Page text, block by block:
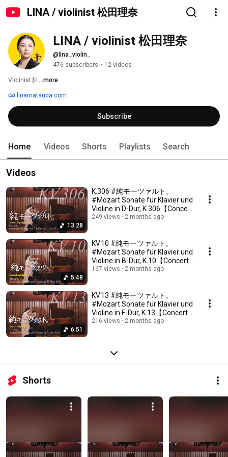
LINA / violinist 松田理奈
LINA / violinist 松田理奈
@lina_violin_
476 subscribers • 12 videos
Violinist🎻 ...more
linamatsuda.com
Subscribe
Home Videos Shorts Playlists Search
Videos
13:28
K.306 #純モーツァルト。
#Mozart Sonate für Klavier und
Violine in D-Dur, K.306【Concert
highlights】
249 views 2 months ago
5:48
KV.10 #純モーツァルト。
#Mozart Sonate für Klavier und
Violine in B-Dur, K.10【Concert
highlights】
167 views 2 months ago
6:51
KV.13 #純モーツァルト。
#Mozart Sonate für Klavier und
Violine in F-Dur, K.13【Concert
highlights】
216 views 2 months ago
Shorts